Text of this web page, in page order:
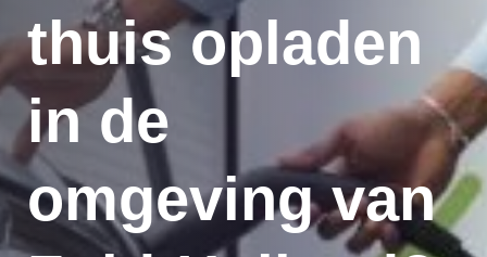
thuis opladen
in de
omgeving van